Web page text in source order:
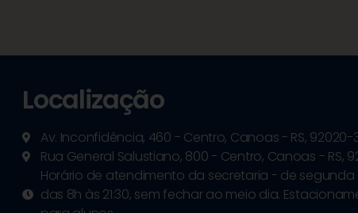
Localização
Av. Inconfidência, 460 - Centro, Canoas - RS, 92020-
Rua General Salustiano, 800 - Centro, Canoas - RS,
Horário de atendimento da secretaria - de
das 8h às 21:30, sem fechar ao meio dia.